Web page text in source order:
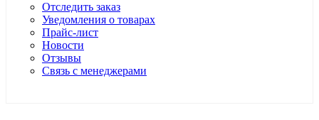
Отследить заказ
Уведомления о товарах
Прайс-лист
Новости
Отзывы
Связь с менеджерами